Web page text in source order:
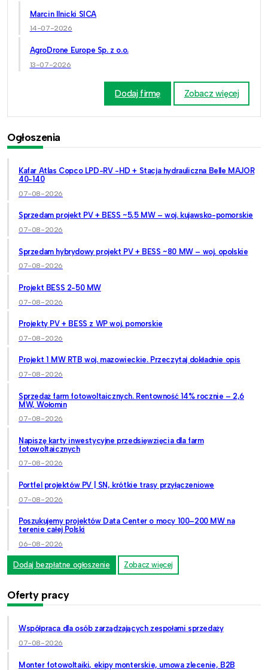
Marcin Ilnicki SICA
14-07-2026
AgroDrone Europe Sp. z o.o.
13-07-2026
Dodaj firmę Zobacz więcej
Ogłoszenia
Kafar Atlas Copco LPD-RV -HD + Stacja hydrauliczna Belle MAJOR
40-140
07-08-2026
Sprzedam projekt PV + BESS ~5,5 MW – woj. kujawsko-pomorskie
07-08-2026
Sprzedam hybrydowy projekt PV + BESS ~80 MW – woj. opolskie
07-08-2026
Projekt BESS 2-50 MW
07-08-2026
Projekty PV + BESS z WP woj. pomorskie
07-08-2026
Projekt 1 MW RTB woj. mazowieckie. Przeczytaj dokładnie opis
07-08-2026
Sprzedaż farm fotowoltaicznych. Rentowność 14% rocznie – 2,6
MW, Wołomin
07-08-2026
Napiszę karty inwestycyjne przedsięwzięcia dla farm
fotowoltaicznych
07-08-2026
Portfel projektów PV | SN, krótkie trasy przyłączeniowe
07-08-2026
Poszukujemy projektów Data Center o mocy 100–200 MW na
terenie całej Polski
06-08-2026
Dodaj bezpłatne ogłoszenie Zobacz więcej
Oferty pracy
Współpraca dla osób zarządzających zespołami sprzedaży
07-08-2026
Monter fotowoltaiki, ekipy monterskie, umowa zlecenie, B2B